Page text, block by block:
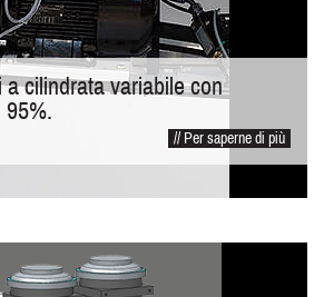
a cilindrata variabile con
95%.
// Per saperne di più